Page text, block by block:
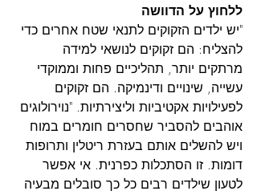
ללחוץ על הדוושה
"יש ילדים הזקוקים לתנאי שטח אחרים כדי
להצליח: הם זקוקים לנושאי למידה
מרתקים יותר, תהליכיים פחות וממוקדי
עשייה, שינויים ודינמיקה. הם זקוקים
לפעילויות אקטיביות וליצירתיות. "נוירולוגים
אוהבים להסביר שחסרים חומרים במוח
ויש להשלים אותם בעזרת ריטלין ותרופות
דומות. זו הסתכלות כפרנית. אי אפשר
לטעון שילדים רבים כל כך סובלים מבעיה